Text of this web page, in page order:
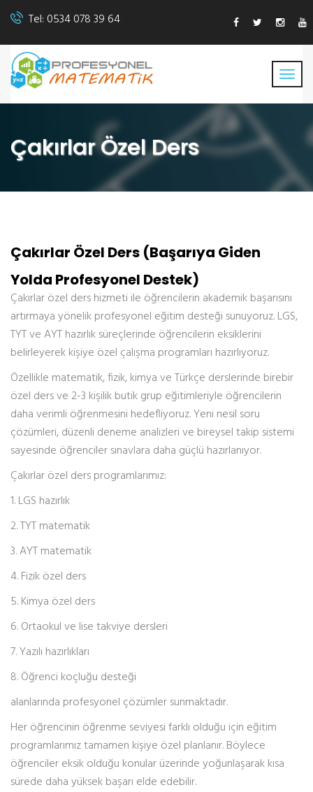
Tel: 0534 078 39 64
Çakırlar Özel Ders
Çakırlar Özel Ders (Başarıya Giden
Yolda Profesyonel Destek)
Çakırlar özel ders hizmeti ile öğrencilerin akademik başarısını
artırmaya yönelik profesyonel eğitim desteği sunuyoruz. LGS,
TYT ve AYT hazırlık süreçlerinde öğrencilerin eksiklerini
belirleyerek kişiye özel çalışma programları hazırlıyoruz.
Özellikle matematik, fizik, kimya ve Türkçe derslerinde birebir
özel ders ve 2-3 kişilik butik grup eğitimleriyle öğrencilerin
daha verimli öğrenmesini hedefliyoruz. Yeni nesil soru
çözümleri, düzenli deneme analizleri ve bireysel takip sistemi
sayesinde öğrenciler sınavlara daha güçlü hazırlanıyor.
Çakırlar özel ders programlarımız:
1. LGS hazırlık
2. TYT matematik
3. AYT matematik
4. Fizik özel ders
5. Kimya özel ders
6. Ortaokul ve lise takviye dersleri
7. Yazılı hazırlıkları
8. Öğrenci koçluğu desteği
alanlarında profesyonel çözümler sunmaktadır.
Her öğrencinin öğrenme seviyesi farklı olduğu için eğitim
programlarımız tamamen kişiye özel planlanır. Böylece
öğrenciler eksik olduğu konular üzerinde yoğunlaşarak kısa
sürede daha yüksek başarı elde edebilir.